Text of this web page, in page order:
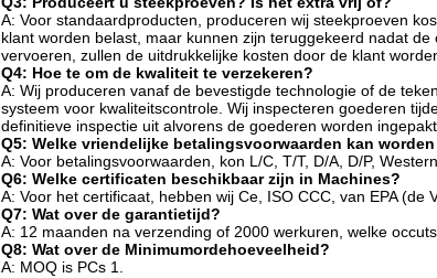
A: Voor standaardproducten, produceren wij steekproeven
klant worden belast, maar kunnen zijn teruggekeerd nadat
vervoeren, zullen de uitdrukkelijke kosten door de klant
Q4: Hoe te om de kwaliteit te verzekeren?
A: Wij produceren vanaf de bevestigde technologie of de
systeem voor kwaliteitscontrole. Wij inspecteren goederen
definitieve inspectie uit alvorens de goederen worden
Q5: Welke vriendelijke betalingsvoorwaarden kan
A: Voor betalingsvoorwaarden, kon L/C, T/T, D/A, D/P,
Q6: Welke certificaten beschikbaar zijn in Machines?
A: Voor het certificaat, hebben wij Ce, ISO CCC, van EPA (de
Q7: Wat over de garantietijd?
A: 12 maanden na verzending of 2000 werkuren, welke
Q8: Wat over de Minimumordehoeveelheid?
A: MOQ is PCs 1.